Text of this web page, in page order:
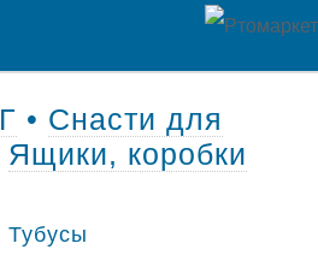
• Снасти для
Ящики, коробки
Тубусы